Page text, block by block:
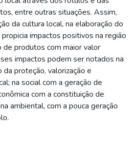
entre outras situações. Assim,
da cultura local, na elaboração do
impactos positivos na região
de produtos com maior valor
impactos podem ser notados na
proteção, valorização e
na social com a geração de
com a constituição de
ambiental, com a pouca geração